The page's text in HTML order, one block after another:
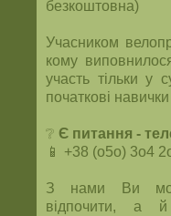
безкоштовна)
Учасником
кому
участь тільки у
початкові
❔ Є питання -
📱 +38 (o5o) 3o4
З нами Ви
відпочити, а